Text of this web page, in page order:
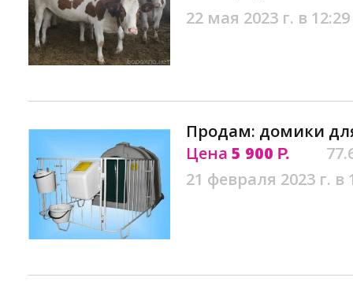
22 мая 2023 г. в 12:29
Продам: домики
Цена 5 900 Р.
21 февраля 2023 г. в